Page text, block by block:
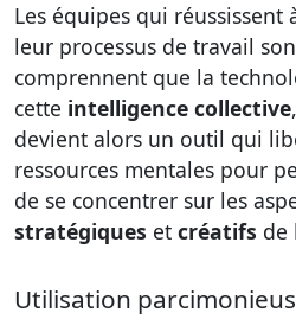
Les équipes qui réussissent
leur processus de travail
comprennent que la
cette intelligence collective
devient alors un outil qui
ressources mentales pour
de se concentrer sur les
stratégiques et créatifs de
Utilisation